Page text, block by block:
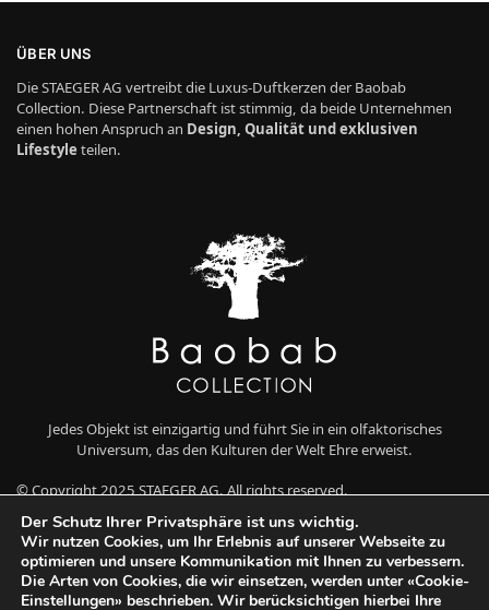
ÜBER UNS
Die STAEGER AG vertreibt die Luxus-Duftkerzen der Baobab
Collection. Diese Partnerschaft ist stimmig, da beide Unternehmen
einen hohen Anspruch an Design, Qualität und exklusiven
Lifestyleteilen.
Jedes Objekt ist einzigartig und führt Sie in ein olfaktorisches
Universum, das den Kulturen der Welt Ehre erweist.
© Copyright 2025 STAEGER AG. All rights reserved.
Der Schutz Ihrer Privatsphäre ist uns wichtig.
Wir nutzen Cookies, um Ihr Erlebnis auf unserer Webseite zu
optimieren und unsere Kommunikation mit Ihnen zu verbessern.
Die Arten von Cookies, die wir einsetzen, werden unter «Cookie-
Einstellungen» beschrieben. Wir berücksichtigen hierbei Ihre